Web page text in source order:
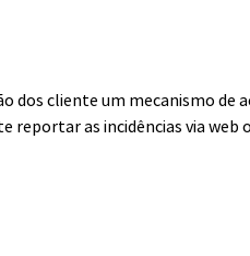
dos cliente um mecanismo de
reportar as incidências via